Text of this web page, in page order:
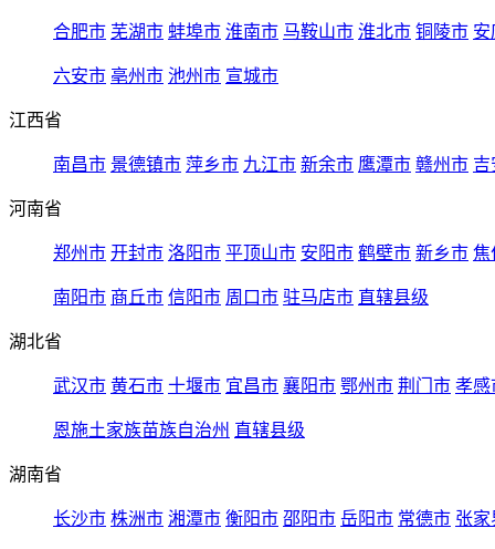
合肥市 芜湖市 蚌埠市 淮南市 马鞍山市 淮北市 铜陵市 安
六安市 亳州市 池州市 宣城市
江西省
南昌市 景德镇市 萍乡市 九江市 新余市 鹰潭市 赣州市 吉
河南省
郑州市 开封市 洛阳市 平顶山市 安阳市 鹤壁市 新乡市 焦
南阳市 商丘市 信阳市 周口市 驻马店市 直辖县级
湖北省
武汉市 黄石市 十堰市 宜昌市 襄阳市 鄂州市 荆门市 孝感
恩施土家族苗族自治州 直辖县级
湖南省
长沙市 株洲市 湘潭市 衡阳市 邵阳市 岳阳市 常德市 张家